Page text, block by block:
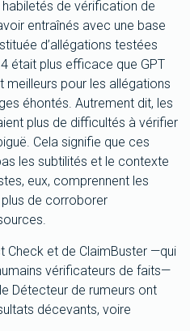
de vérification de
entraînés avec une base
d’allégations testées
était plus efficace que GPT
meilleurs pour les allégations
éhontés. Autrement dit, les
plus de difficultés à vérifier
Cela signifie que ces
les subtilités et le contexte
eux, comprennent les
plus de corroborer
Check et de ClaimBuster —qui
vérificateurs de faits—
Détecteur de rumeurs ont
décevants, voire